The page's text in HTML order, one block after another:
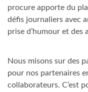
procure apporte du
défis journaliers avec
prise d’humour et des
Nous misons sur des
pour nos partenaires
collaborateurs. C’est